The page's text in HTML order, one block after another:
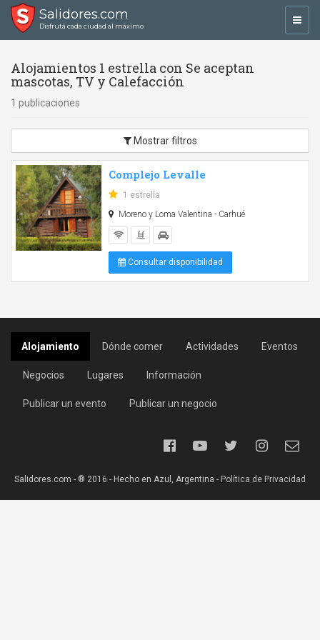
Salidores.com
Disfrutá cada ciudad al máximo
Alojamientos 1 estrella con Se aceptan
mascotas, TV y Calefacción
1 publicaciones
Mostrar filtros
Complejo Levalle
1 estrella
Moreno y Loma Valentina - Carhué
Consultar disponibilidad
Alojamiento Dónde comer Actividades Eventos
Negocios Lugares Información
Publicar un evento Publicar un negocio
Salidores.com - ® 2016 - Hecho en Azul, Argentina - Política de Privacidad